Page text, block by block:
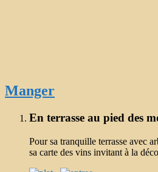
Manger
En terrasse au pied des
Pour sa tranquille terrasse avec
sa carte des vins invitant à la